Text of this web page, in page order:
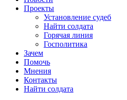
Проекты
Установление судеб
Найти солдата
Горячая линия
Госполитика
Зачем
Помочь
Мнения
Контакты
Найти солдата